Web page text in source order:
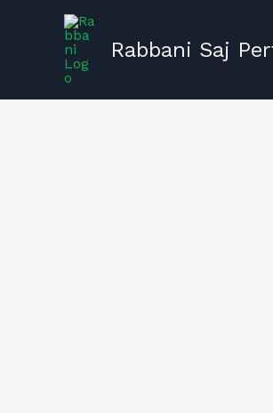
Rabbani Saj